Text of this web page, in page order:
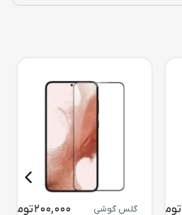
تومان
گلس گوشی
200,000تومان